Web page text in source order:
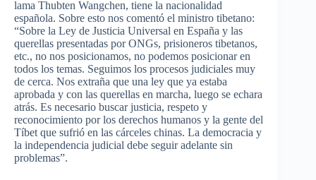
lama Thubten Wangchen, tiene la nacionalidad
española. Sobre esto nos comentó el ministro tibetano:
“Sobre la Ley de Justicia Universal en España y las
querellas presentadas por ONGs, prisioneros tibetanos,
etc., no nos posicionamos, no podemos posicionar en
todos los temas. Seguimos los procesos judiciales muy
de cerca. Nos extraña que una ley que ya estaba
aprobada y con las querellas en marcha, luego se echara
atrás. Es necesario buscar justicia, respeto y
reconocimiento por los derechos humanos y la gente del
Tíbet que sufrió en las cárceles chinas. La democracia y
la independencia judicial debe seguir adelante sin
problemas”.